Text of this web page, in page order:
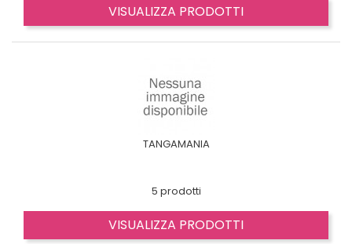
VISUALIZZA PRODOTTI
TANGAMANIA
5 prodotti
VISUALIZZA PRODOTTI